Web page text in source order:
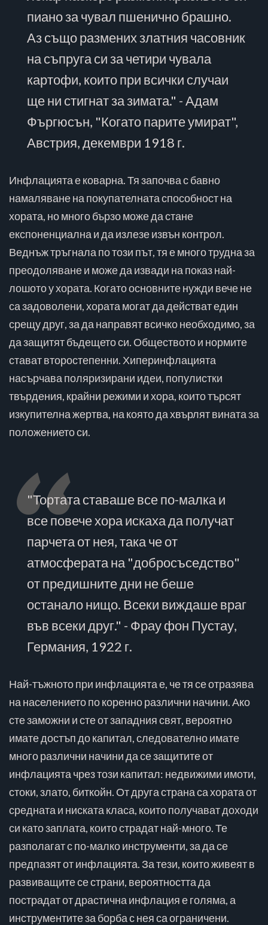
пиано за чувал пшенично брашно.
Аз също размених златния часовник
на съпруга си за четири чувала
картофи, които при всички случаи
ще ни стигнат за зимата." - Адам
Фъргюсън, "Когато парите умират",
Австрия, декември 1918 г.
Инфлацията е коварна. Тя започва с бавно
намаляване на покупателната способност на
хората, но много бързо може да стане
експоненциална и да излезе извън контрол.
Веднъж тръгнала по този път, тя е много трудна за
преодоляване и може да извади на показ най-
лошото у хората. Когато основните нужди вече не
са задоволени, хората могат да действат един
срещу друг, за да направят всичко необходимо, за
да защитят бъдещето си. Обществото и нормите
стават второстепенни. Хиперинфлацията
насърчава поляризирани идеи, популистки
твърдения, крайни режими и хора, които търсят
изкупителна жертва, на която да хвърлят вината за
положението си.
"Тортата ставаше все по-малка и
все повече хора искаха да получат
парчета от нея, така че от
атмосферата на "добросъседство"
от предишните дни не беше
останало нищо. Всеки виждаше враг
във всеки друг." - Фрау фон Пустау,
Германия, 1922 г.
Най-тъжното при инфлацията е, че тя се отразява
на населението по коренно различни начини. Ако
сте заможни и сте от западния свят, вероятно
имате достъп до капитал, следователно имате
много различни начини да се защитите от
инфлацията чрез този капитал: недвижими имоти,
стоки, злато, биткойн. От друга страна са хората от
средната и ниската класа, които получават доходи
си като заплата, които страдат най-много. Те
разполагат с по-малко инструменти, за да се
предпазят от инфлацията. За тези, които живеят в
развиващите се страни, вероятността да
пострадат от драстична инфлация е голяма, а
инструментите за борба с нея са ограничени.